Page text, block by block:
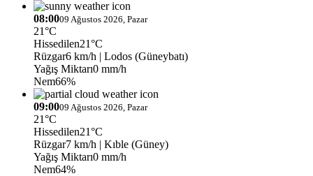
08:0009 Ağustos 2026, Pazar
21°C
Hissedilen21°C
Rüzgar6 km/h | Lodos (Güneybatı)
Yağış Miktarı0 mm/h
Nem66%
09:0009 Ağustos 2026, Pazar
21°C
Hissedilen21°C
Rüzgar7 km/h | Kıble (Güney)
Yağış Miktarı0 mm/h
Nem64%